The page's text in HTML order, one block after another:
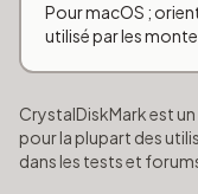
Pour macOS ;
utilisé par les
CrystalDiskMark est
pour la plupart des
dans les tests et